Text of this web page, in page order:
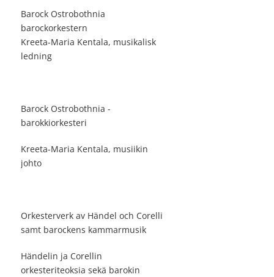
Barock Ostrobothnia
barockorkestern
Kreeta-Maria Kentala, musikalisk
ledning
Barock Ostrobothnia -
barokkiorkesteri
Kreeta-Maria Kentala, musiikin
johto
Orkesterverk av Händel och Corelli
samt barockens kammarmusik
Händelin ja Corellin
orkesteriteoksia sekä barokin